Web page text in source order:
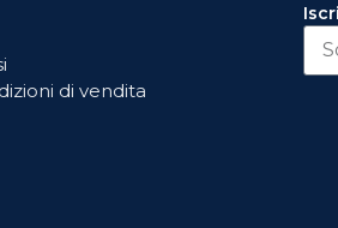
di vendita